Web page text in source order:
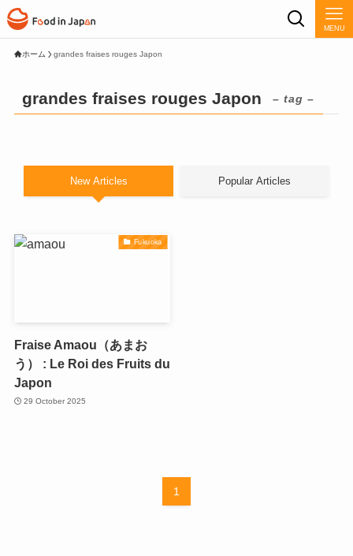
MENU
ホーム grandes fraises rouges Japon
grandes fraises rouges Japon – tag –
New Articles Popular Articles
Fukuoka
Fraise Amaou（あまお
う） : Le Roi des Fruits du
Japon
29 October 2025
1